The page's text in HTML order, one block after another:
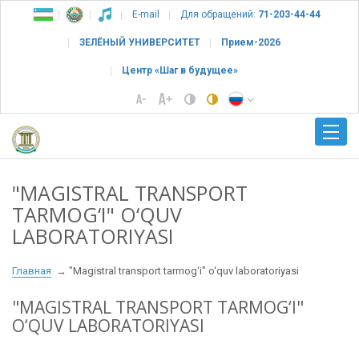
E-mail Для обращений: 71-203-44-44
ЗЕЛЁНЫЙ УНИВЕРСИТЕТ Прием-2026
Центр «Шаг в будущее»
"MAGISTRAL TRANSPORT
TARMOG‘I" O‘QUV
LABORATORIYASI
Главная "Magistral transport tarmog‘i" o‘quv laboratoriyasi
"MAGISTRAL TRANSPORT TARMOG‘I"
O‘QUV LABORATORIYASI